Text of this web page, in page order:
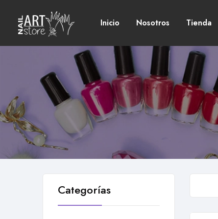
Inicio Nosotros Tienda
Categorías